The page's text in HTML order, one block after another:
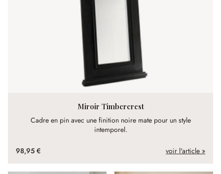
Miroir Timbercrest
Cadre en pin avec une finition noire mate pour un style
intemporel.
98,95 € voir l'article »